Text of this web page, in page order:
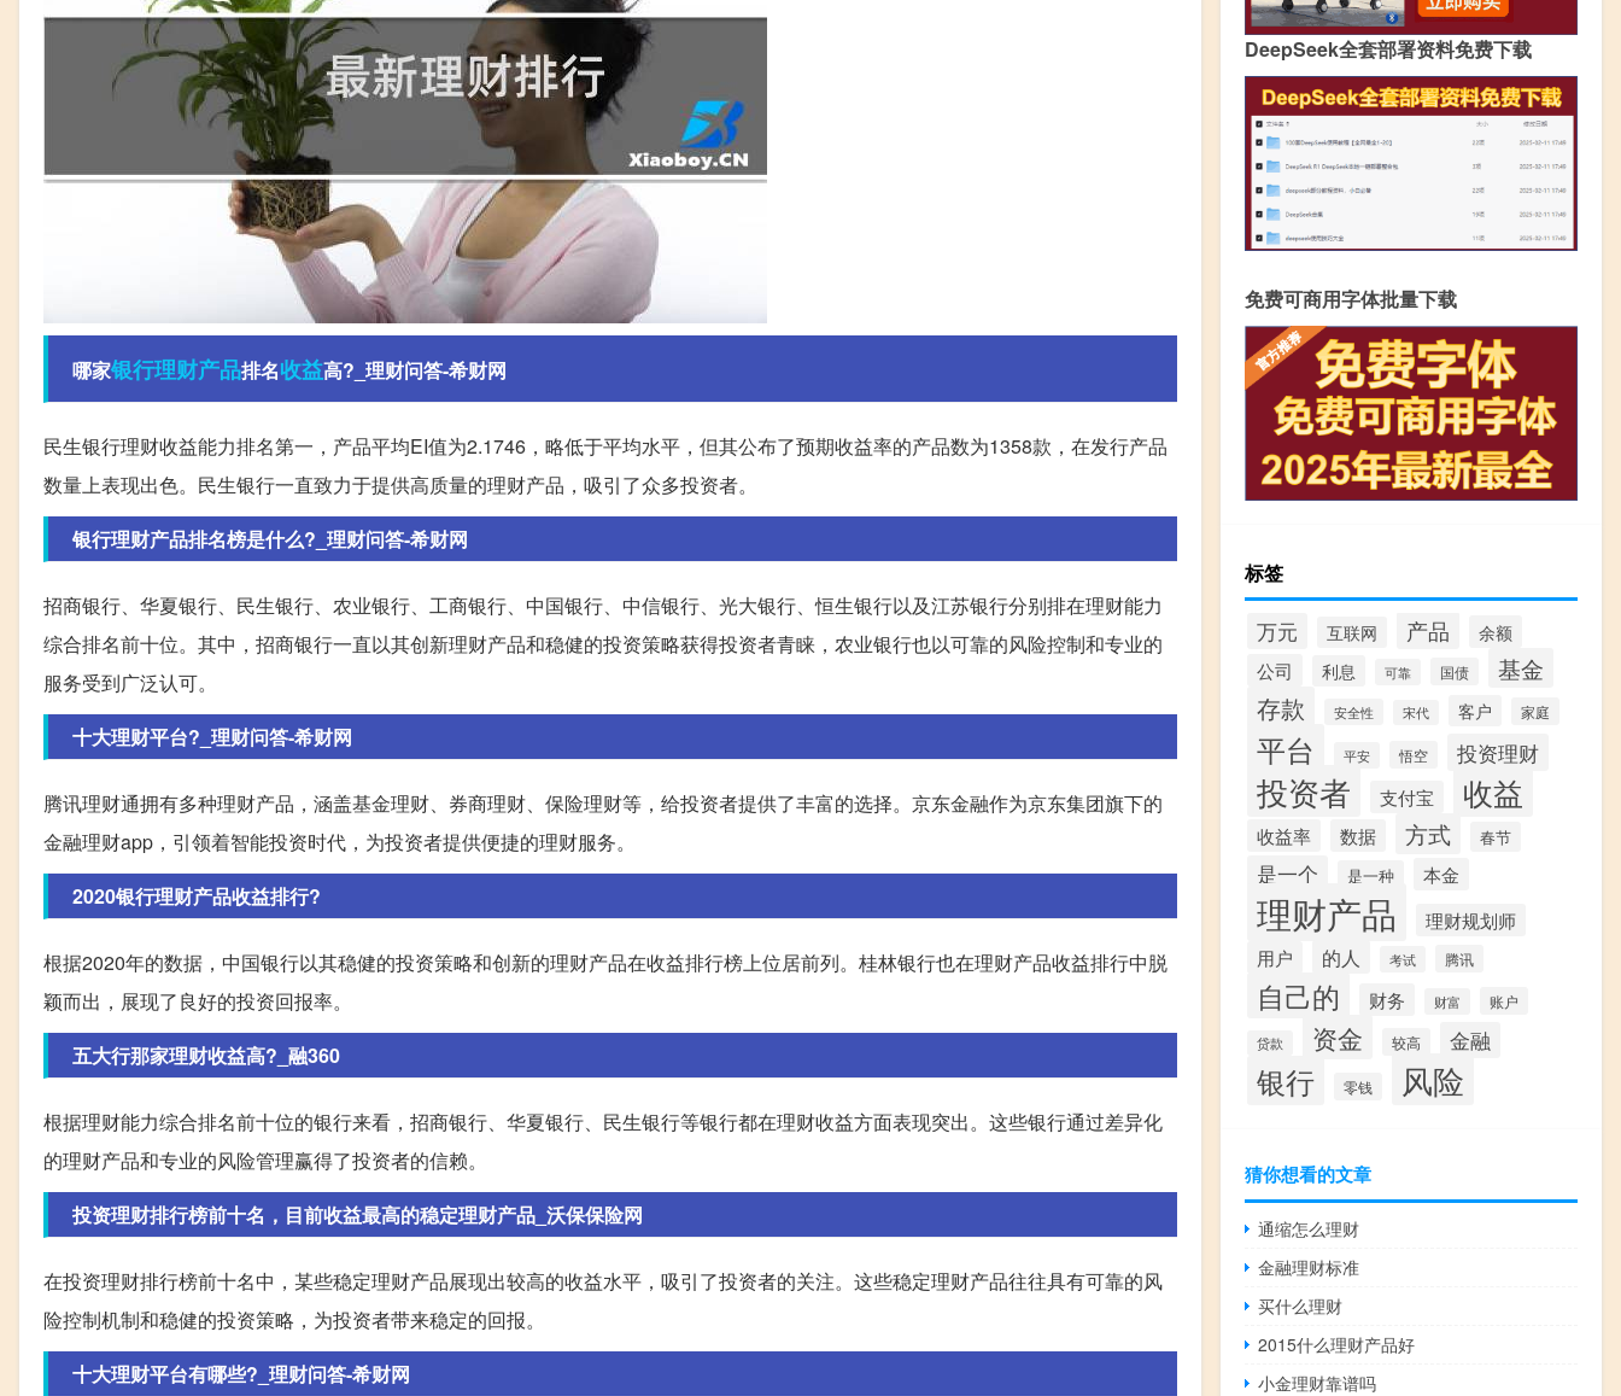
哪家银行理财产品排名收益高?_理财问答-希财网
民生银行理财收益能力排名第一，产品平均EI值为2.1746，略低于平均水平，但其公布了预期收益率的产品数为1358款，在发行产品
数量上表现出色。民生银行一直致力于提供高质量的理财产品，吸引了众多投资者。
银行理财产品排名榜是什么?_理财问答-希财网
招商银行、华夏银行、民生银行、农业银行、工商银行、中国银行、中信银行、光大银行、恒生银行以及江苏银行分别排在理财能力
综合排名前十位。其中，招商银行一直以其创新理财产品和稳健的投资策略获得投资者青睐，农业银行也以可靠的风险控制和专业的
服务受到广泛认可。
十大理财平台?_理财问答-希财网
腾讯理财通拥有多种理财产品，涵盖基金理财、券商理财、保险理财等，给投资者提供了丰富的选择。京东金融作为京东集团旗下的
金融理财app，引领着智能投资时代，为投资者提供便捷的理财服务。
2020银行理财产品收益排行?
根据2020年的数据，中国银行以其稳健的投资策略和创新的理财产品在收益排行榜上位居前列。桂林银行也在理财产品收益排行中脱
颖而出，展现了良好的投资回报率。
五大行那家理财收益高?_融360
根据理财能力综合排名前十位的银行来看，招商银行、华夏银行、民生银行等银行都在理财收益方面表现突出。这些银行通过差异化
的理财产品和专业的风险管理赢得了投资者的信赖。
投资理财排行榜前十名，目前收益最高的稳定理财产品_沃保保险网
在投资理财排行榜前十名中，某些稳定理财产品展现出较高的收益水平，吸引了投资者的关注。这些稳定理财产品往往具有可靠的风
险控制机制和稳健的投资策略，为投资者带来稳定的回报。
十大理财平台有哪些?_理财问答-希财网
DeepSeek全套部署资料免费下载
免费可商用字体批量下载
标签
万元 互联网 产品
余额
公司
利息 可靠 国债 基金
存款 安全性 宋代 客户 家庭
平台 平安 悟空 投资理财
投资者 支付宝 收益
收益率 数据 方式 春节
是一个 是一种 本金
理财产品
理财规划师
用户
的人 考试 腾讯
自己的 财务 财富 账户
贷款 资金 较高 金融
银行 零钱 风险
猜你想看的文章
通缩怎么理财
金融理财标准
买什么理财
2015什么理财产品好
小金理财靠谱吗